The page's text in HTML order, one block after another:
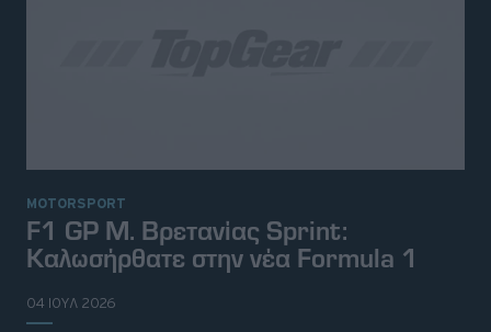
MOTORSPORT
F1 GP Μ. Βρετανίας Sprint:
Καλωσήρθατε στην νέα Formula 1
04 ΙΟΥΛ 2026